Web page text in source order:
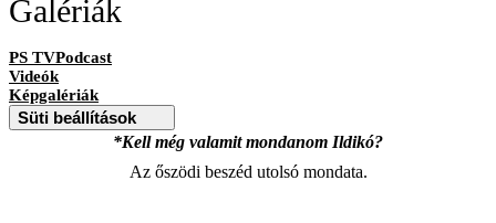
Galériák
PS TVPodcast
Videók
Képgalériák
Süti beállítások
*Kell még valamit mondanom Ildikó?
Az őszödi beszéd utolsó mondata.